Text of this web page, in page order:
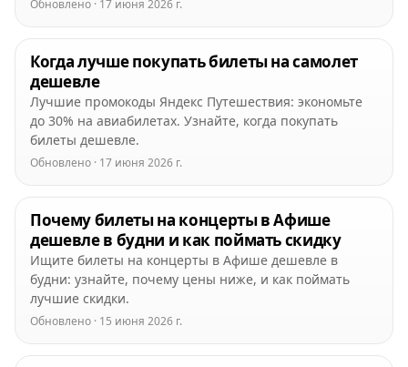
Обновлено · 17 июня 2026 г.
Когда лучше покупать билеты на самолет
дешевле
Лучшие промокоды Яндекс Путешествия: экономьте
до 30% на авиабилетах. Узнайте, когда покупать
билеты дешевле.
Обновлено · 17 июня 2026 г.
Почему билеты на концерты в Афише
дешевле в будни и как поймать скидку
Ищите билеты на концерты в Афише дешевле в
будни: узнайте, почему цены ниже, и как поймать
лучшие скидки.
Обновлено · 15 июня 2026 г.